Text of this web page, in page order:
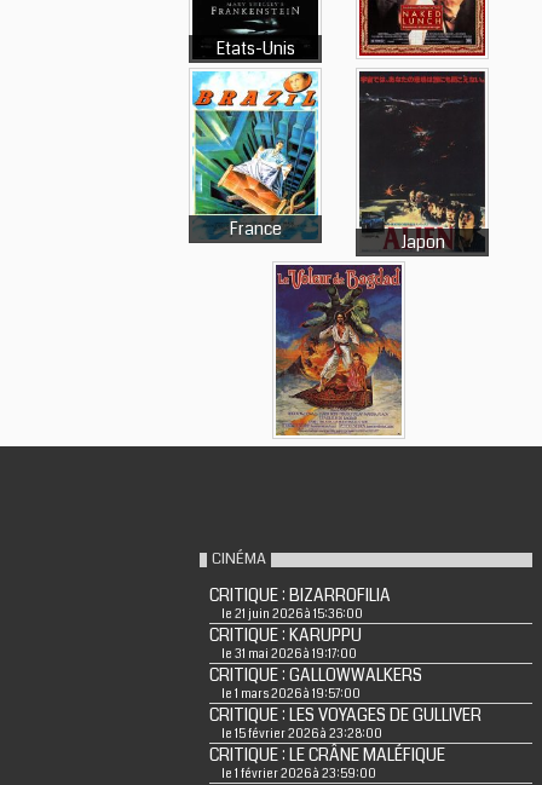
Etats-Unis
France
Japon
CINÉMA
CRITIQUE : BIZARROFILIA
le 21 juin 2026 à 15:36:00
CRITIQUE : KARUPPU
le 31 mai 2026 à 19:17:00
CRITIQUE : GALLOWWALKERS
le 1 mars 2026 à 19:57:00
CRITIQUE : LES VOYAGES DE GULLIVER
le 15 février 2026 à 23:28:00
CRITIQUE : LE CRÂNE MALÉFIQUE
le 1 février 2026 à 23:59:00